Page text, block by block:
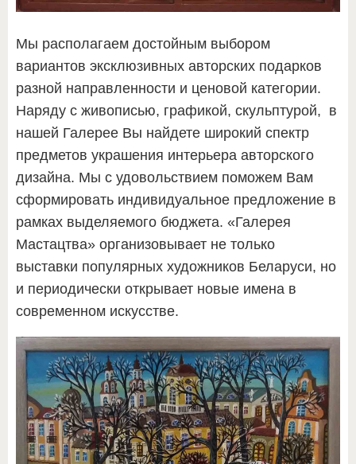
Мы располагаем достойным выбором
вариантов эксклюзивных авторских подарков
разной направленности и ценовой категории.
Наряду с живописью, графикой, скульптурой, в
нашей Галерее Вы найдете широкий спектр
предметов украшения интерьера авторского
дизайна. Мы с удовольствием поможем Вам
сформировать индивидуальное предложение в
рамках выделяемого бюджета. «Галерея
Мастацтва» организовывает не только
выставки популярных художников Беларуси, но
и периодически открывает новые имена в
современном искусстве.